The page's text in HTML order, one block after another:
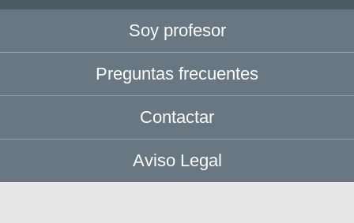
Soy profesor
Preguntas frecuentes
Contactar
Aviso Legal